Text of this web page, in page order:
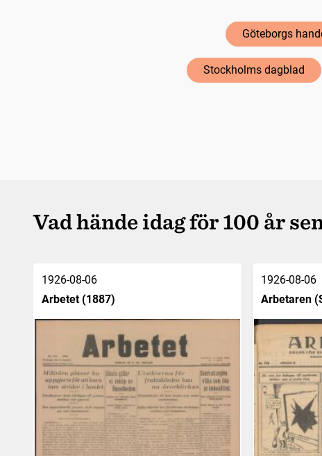
Göteborgs
Stockholms dagblad
Vad hände idag för 100 år
1926-08-06
Arbetet (1887)
1926-08-06
Arbetaren